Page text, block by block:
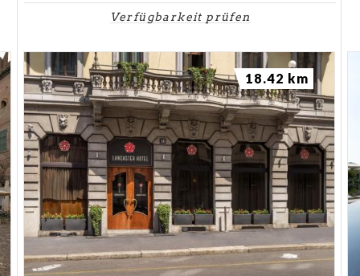
Verfügbarkeit prüfen
18.42 km